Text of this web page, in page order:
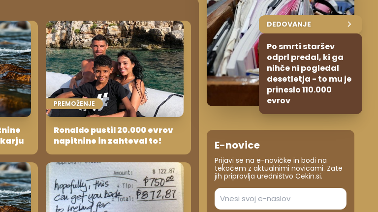
PREMOŽENJE
Ronaldo pustil 20.000 evrov
napitnine in zahteval to!
DEDOVANJE
Po smrti staršev
odprl predal, ki ga
nihče ni pogledal
desetletja - to mu je
prineslo 110.000
evrov
E-novice
Prijavi se na e-novičke in bodi na
tekočem z aktualnimi novicami. Zate
jih pripravlja uredništvo Cekin.si.